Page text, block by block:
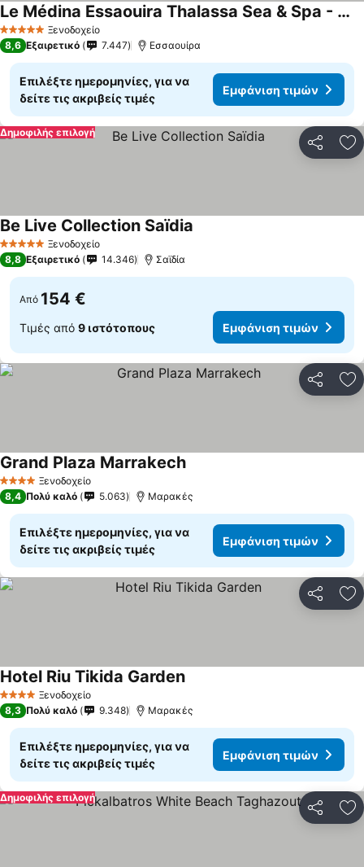
5 Αστέρια Ξενοδοχείο
Le Médina Essaouira Thalassa Sea & Spa - MGallery Collection
8,6 Εξαιρετικό 7.447 Εσσαουίρα
Επιλέξτε ημερομηνίες, για να
δείτε τις ακριβείς τιμές
Εμφάνιση τιμών
Δημοφιλής επιλογή
5 Αστέρια Ξενοδοχείο
Be Live Collection Saïdia
8,8 Εξαιρετικό 14.346 Σαϊδία
Από 154 €
Τιμές από 9 ιστότοπους Εμφάνιση τιμών
4 ΑστέριαΞενοδοχείο
Grand Plaza Marrakech
8,4 Πολύ καλό 5.063 Μαρακές
Επιλέξτε ημερομηνίες, για να
δείτε τις ακριβείς τιμές
Εμφάνιση τιμών
4 ΑστέριαΞενοδοχείο
Hotel Riu Tikida Garden
8,3 Πολύ καλό 9.348 Μαρακές
Επιλέξτε ημερομηνίες, για να
δείτε τις ακριβείς τιμές
Εμφάνιση τιμών
Δημοφιλής επιλογή